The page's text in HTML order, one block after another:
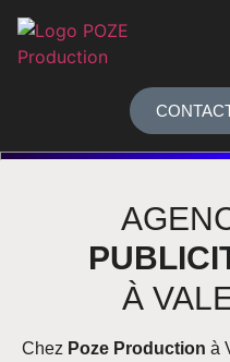
À
Chez Poze Production à